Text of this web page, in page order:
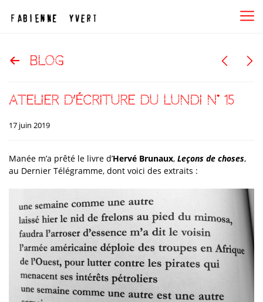
blog
atelier d’écriture du lundi n° 15
17 juin 2019
Manée m’a prêté le livre d’Hervé Brunaux, Leçons de choses,
au Dernier Télégramme, dont voici des extraits :